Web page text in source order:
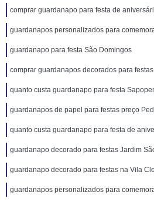
comprar guardanapo para festa de
guardanapos personalizados para
guardanapo para festa São Domingos
comprar guardanapos decorados para
quanto custa guardanapo para festa
guardanapos de papel para festas preço
quanto custa guardanapo para festa de
guardanapo decorado para festas Jardim
guardanapo decorado para festas na Vila
guardanapos personalizados para